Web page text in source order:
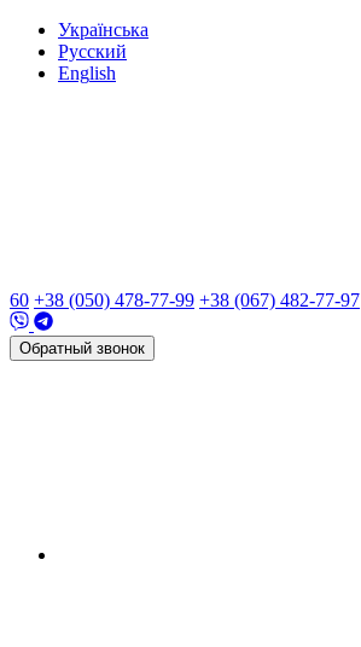
Українська
Русский
English
60 +38 (050) 478-77-99 +38 (067) 482-77-97
Обратный звонок